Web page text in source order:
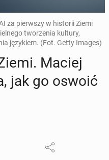
za pierwszy w historii Ziemi
tworzenia kultury,
językiem. (Fot. Getty Images)
Maciej
jak go oswoić